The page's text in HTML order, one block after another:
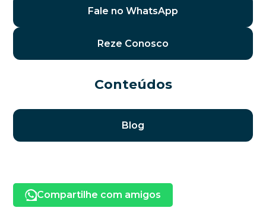
Fale no WhatsApp
Reze Conosco
Conteúdos
Blog
Compartilhe com amigos